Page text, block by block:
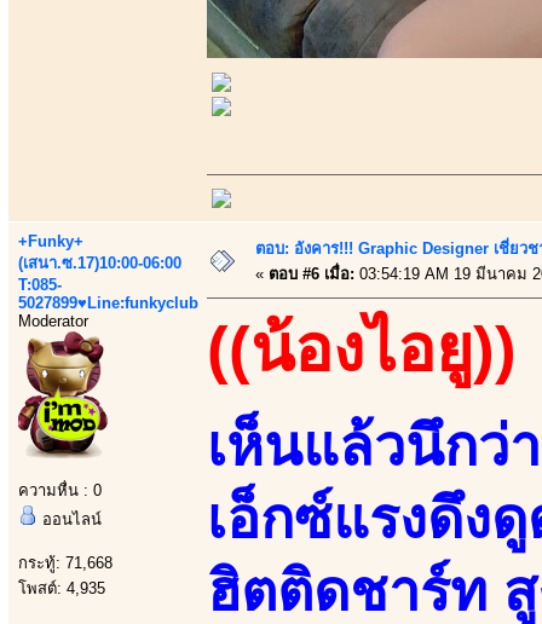
+Funky+
(เสนา.ซ.17)10:00-06:00
T:085-
5027899♥Line:funkyclub
Moderator
ความหื่น : 0
ออนไลน์
กระทู้: 71,668
โพสต์: 4,935
ตอบ: อังคาร!!! Graphic Designer เชี่ยว
« ตอบ #6 เมื่อ: 03:54:19 AM 19 มีนาคม
((น้องไอยู))
เห็นแล้วนึกว่
เอ็กซ์แรงดึง
ฮิตติดชาร์ท